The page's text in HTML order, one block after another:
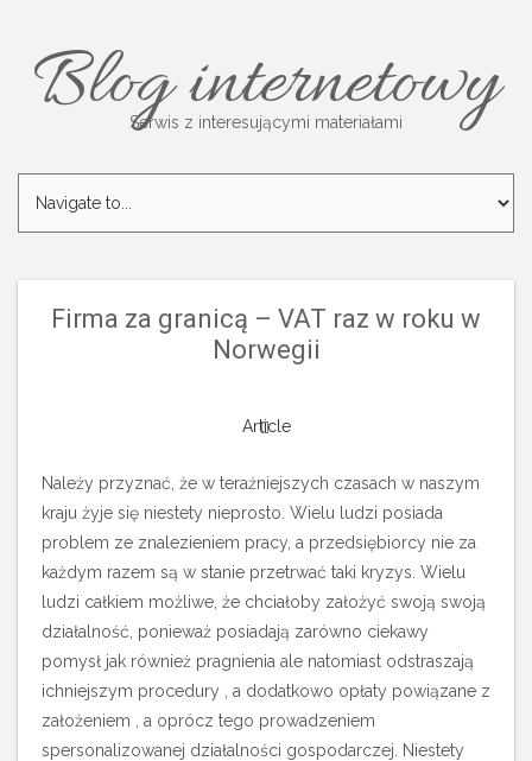
Blog internetowy
Serwis z interesującymi materiałami
Firma za granicą – VAT raz w roku w
Norwegii
Article
Należy przyznać, że w teraźniejszych czasach w naszym
kraju żyje się niestety nieprosto. Wielu ludzi posiada
problem ze znalezieniem pracy, a przedsiębiorcy nie za
każdym razem są w stanie przetrwać taki kryzys. Wielu
ludzi całkiem możliwe, że chciałoby założyć swoją swoją
działalność, ponieważ posiadają zarówno ciekawy
pomysł jak również pragnienia ale natomiast odstraszają
ichniejszym procedury , a dodatkowo opłaty powiązane z
założeniem , a oprócz tego prowadzeniem
spersonalizowanej działalności gospodarczej. Niestety